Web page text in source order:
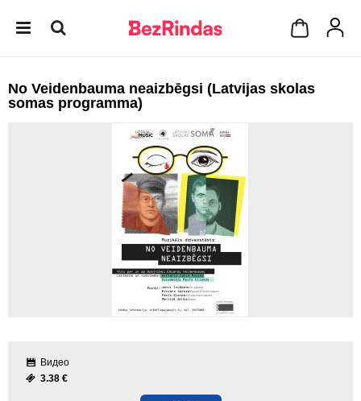
No Veidenbauma neaizbēgsi (Latvijas skolas
somas programma)
Видео
3.38 €